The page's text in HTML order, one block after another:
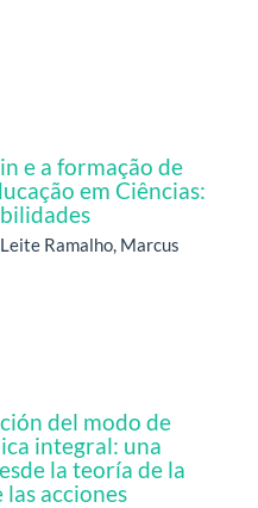
e a formação de
em Ciências:
Ramalho, Marcus
del modo de
integral: una
la teoría de la
acciones